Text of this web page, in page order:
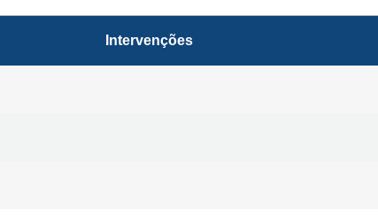
Intervenções